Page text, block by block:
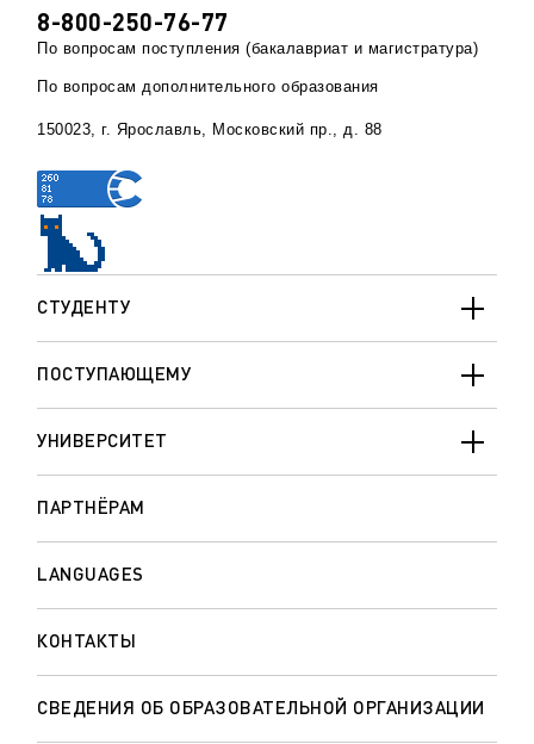
СТУДЕНТУ
ПОСТУПАЮЩЕМУ
УНИВЕРСИТЕТ
ПАРТНЁРАМ
LANGUAGES
КОНТАКТЫ
СВЕДЕНИЯ ОБ ОБРАЗОВАТЕЛЬНОЙ ОРГАНИЗАЦИИ
8-800-250-76-77
По вопросам поступления (бакалавриат и магистратура)
По вопросам дополнительного образования
150023, г. Ярославль, Московский пр., д. 88